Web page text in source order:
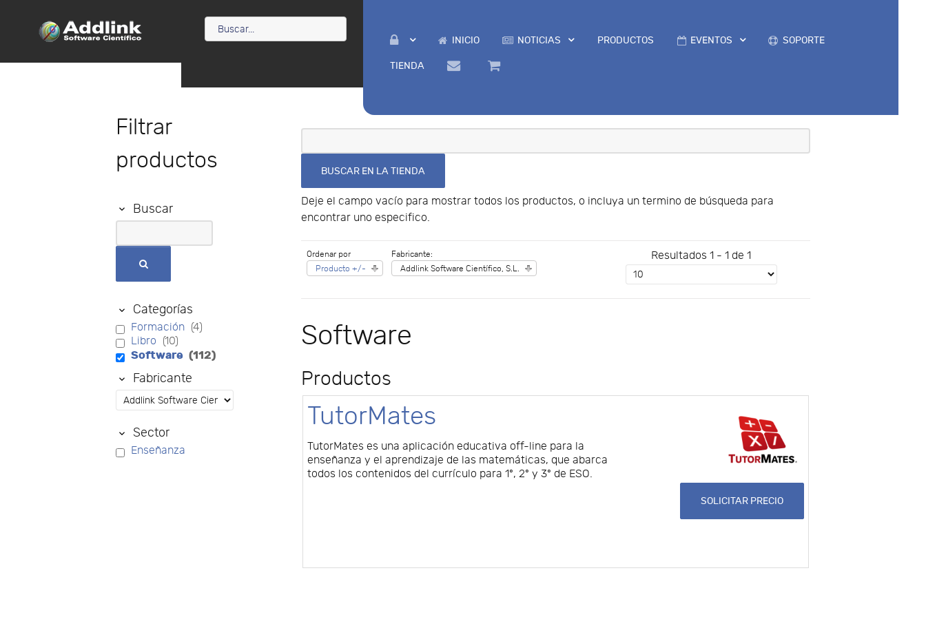
INICIO NOTICIAS PRODUCTOS EVENTOS SOPORTE
TIENDA
Filtrar
productos
Buscar
Categorías
Formación (4)
Libro (10)
Software (112)
Fabricante
Sector
Enseñanza
Deje el campo vacío para mostrar todos los productos, o incluya un termino de búsqueda para
encontrar uno especifico.
Ordenar por
Producto +/-
Fabricante:
Addlink Software Científico, S.L.
Resultados 1 - 1 de 1
Software
Productos
TutorMates
TutorMates es una aplicación educativa off-line para la
enseñanza y el aprendizaje de las matemáticas, que abarca
todos los contenidos del currículo para 1º, 2º y 3º de ESO.
SOLICITAR PRECIO